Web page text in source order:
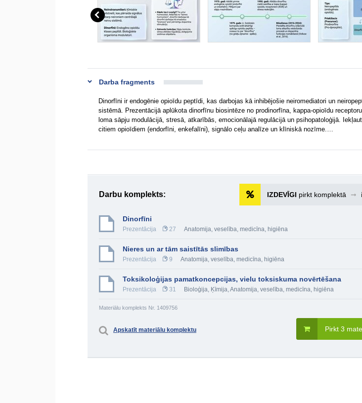
Darba fragments
Dinorfīni ir endogēnie opioīdu peptīdi, kas darbojas kā inhibējošie neiromediatori un
sistēmā. Prezentācijā aplūkota dinorfīnu biosintēze no prodinorfīna, kappa-opioīdu
loma sāpju modulācijā, stresā, atkarībās, emocionālajā regulācijā un psihopatoloģijā.
citiem opioīdiem (endorfīni, enkefalīni), signālo ceļu analīze un klīniskā nozīme.…
Darbu komplekts: IZDEVĪGI pirkt komplektā ➞
Dinorfīni
Prezentācija 27 Anatomija, veselība, medicīna, higiēna
Nieres un ar tām saistītās slimības
Prezentācija 9 Anatomija, veselība, medicīna, higiēna
Toksikoloģijas pamatkoncepcijas, vielu toksiskuma novērtēšana
Prezentācija 31 Bioloģija, Ķīmija,Anatomija, veselība, medicīna, higiēna
Materiālu komplekts Nr. 1409756
Pirkt 3
Apskatīt materiālu komplektu